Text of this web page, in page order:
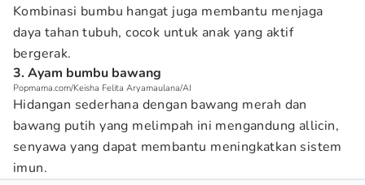
Kombinasi bumbu hangat juga membantu menjaga
daya tahan tubuh, cocok untuk anak yang aktif
bergerak.
3. Ayam bumbu bawang
Popmama.com/Keisha Felita Aryamaulana/AI
Hidangan sederhana dengan bawang merah dan
bawang putih yang melimpah ini mengandung allicin,
senyawa yang dapat membantu meningkatkan sistem
imun.